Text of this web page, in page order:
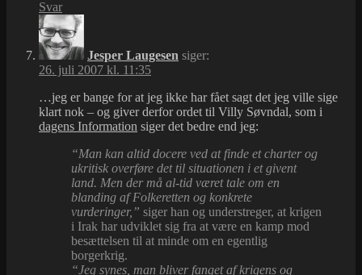
Svar
Jesper Laugesen siger:
26. juli 2007 kl. 11:35
…jeg er bange for at jeg ikke har fået sagt det jeg ville sige
klart nok – og giver derfor ordet til Villy Søvndal, som i
dagens Information siger det bedre end jeg:
“Man kan altid docere ved at finde et charter og
ukritisk overføre det til situationen i et givent
land. Men der må al-tid været tale om en
blanding af Folkeretten og konkrete
vurderinger,” siger han og understreger, at krigen
i Irak har udviklet sig fra at være en kamp mod
besættelsen til at minde om en egentlig
borgerkrig.
“Jeg synes, man bliver fanget af krigens og